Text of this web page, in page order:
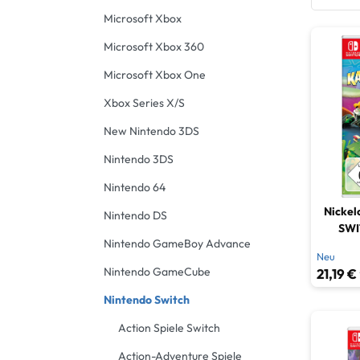
Microsoft Xbox
Microsoft Xbox 360
Microsoft Xbox One
Xbox Series X/S
New Nintendo 3DS
Nintendo 3DS
Nintendo 64
Nintendo DS
Nintendo GameBoy Advance
Nintendo GameCube
Nintendo Switch
Action Spiele Switch
Action-Adventure Spiele
Jump
Neu
21,19